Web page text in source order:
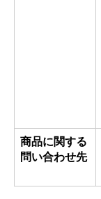
商品に関する
問い合わせ先